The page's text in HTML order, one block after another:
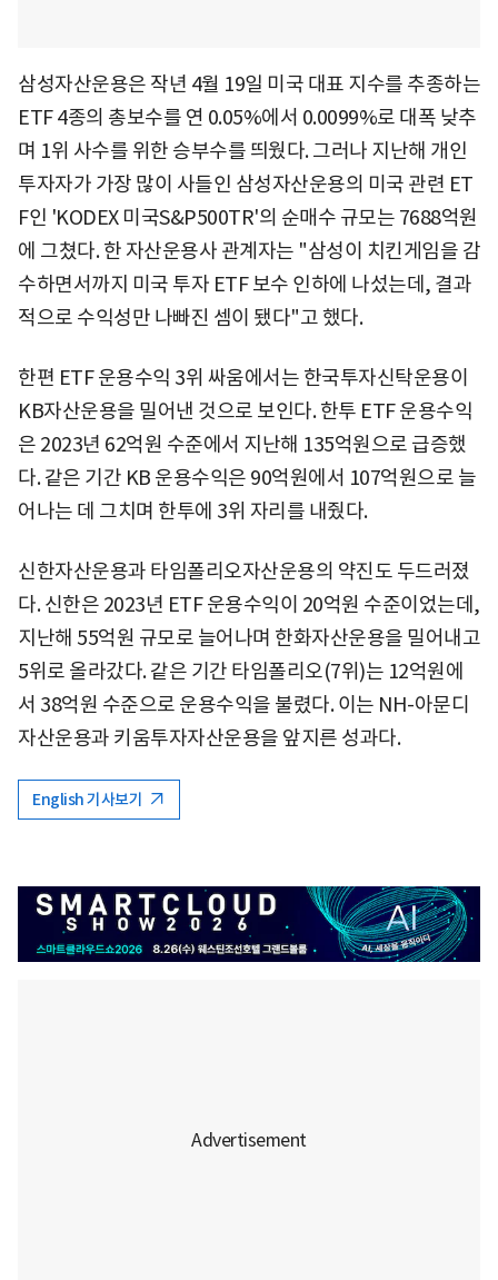
삼성자산운용은 작년 4월 19일 미국 대표 지수를 추종하는
ETF 4종의 총보수를 연 0.05%에서 0.0099%로 대폭 낮추
며 1위 사수를 위한 승부수를 띄웠다. 그러나 지난해 개인
투자자가 가장 많이 사들인 삼성자산운용의 미국 관련 ET
F인 'KODEX 미국S&P500TR'의 순매수 규모는 7688억원
에 그쳤다. 한 자산운용사 관계자는 "삼성이 치킨게임을 감
수하면서까지 미국 투자 ETF 보수 인하에 나섰는데, 결과
적으로 수익성만 나빠진 셈이 됐다"고 했다.
한편 ETF 운용수익 3위 싸움에서는 한국투자신탁운용이
KB자산운용을 밀어낸 것으로 보인다. 한투 ETF 운용수익
은 2023년 62억원 수준에서 지난해 135억원으로 급증했
다. 같은 기간 KB 운용수익은 90억원에서 107억원으로 늘
어나는 데 그치며 한투에 3위 자리를 내줬다.
신한자산운용과 타임폴리오자산운용의 약진도 두드러졌
다. 신한은 2023년 ETF 운용수익이 20억원 수준이었는데,
지난해 55억원 규모로 늘어나며 한화자산운용을 밀어내고
5위로 올라갔다. 같은 기간 타임폴리오(7위)는 12억원에
서 38억원 수준으로 운용수익을 불렸다. 이는 NH-아문디
자산운용과 키움투자자산운용을 앞지른 성과다.
English 기사보기